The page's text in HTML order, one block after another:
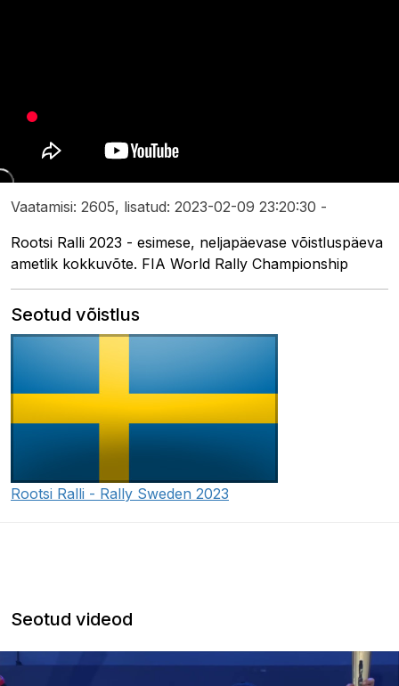
Vaatamisi: 2605, lisatud: 2023-02-09 23:20:30 -
Rootsi Ralli 2023 - esimese, neljapäevase võistluspäeva
ametlik kokkuvõte. FIA World Rally Championship
Seotud võistlus
Rootsi Ralli - Rally Sweden 2023
Seotud videod